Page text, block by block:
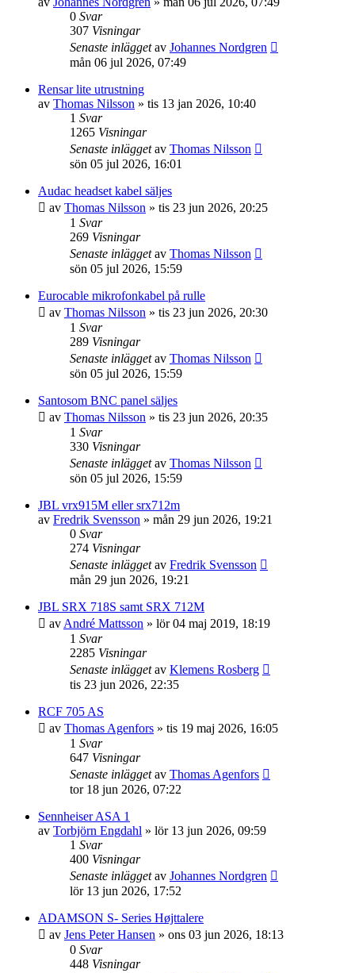
0 Svar
307 Visningar
Senaste inläggetav Johannes Nordgren
mån 06 jul 2026, 07:49
Rensar lite utrustning
av Thomas Nilsson » tis 13 jan 2026, 10:40
1 Svar
1265 Visningar
Senaste inläggetav Thomas Nilsson
sön 05 jul 2026, 16:01
Audac headset kabel säljes
av Thomas Nilsson » tis 23 jun 2026, 20:25
1 Svar
269 Visningar
Senaste inläggetav Thomas Nilsson
sön 05 jul 2026, 15:59
Eurocable mikrofonkabel på rulle
av Thomas Nilsson » tis 23 jun 2026, 20:30
1 Svar
289 Visningar
Senaste inläggetav Thomas Nilsson
sön 05 jul 2026, 15:59
Santosom BNC panel säljes
av Thomas Nilsson » tis 23 jun 2026, 20:35
1 Svar
330 Visningar
Senaste inläggetav Thomas Nilsson
sön 05 jul 2026, 15:59
JBL vrx915M eller srx712m
av Fredrik Svensson » mån 29 jun 2026, 19:21
0 Svar
274 Visningar
Senaste inläggetav Fredrik Svensson
mån 29 jun 2026, 19:21
JBL SRX 718S samt SRX 712M
avAndré Mattsson » lör 04 maj 2019, 18:19
1 Svar
2285 Visningar
Senaste inläggetav Klemens Rosberg
tis 23 jun 2026, 22:35
RCF 705 AS
av Thomas Agenfors » tis 19 maj 2026, 16:05
1 Svar
647 Visningar
Senaste inläggetav Thomas Agenfors
tor 18 jun 2026, 07:22
Sennheiser ASA 1
av Torbjörn Engdahl » lör 13 jun 2026, 09:59
1 Svar
400 Visningar
Senaste inläggetav Johannes Nordgren
lör 13 jun 2026, 17:52
ADAMSON S- Series Højttalere
av Jens Peter Hansen » ons 03 jun 2026, 18:13
0 Svar
448 Visningar